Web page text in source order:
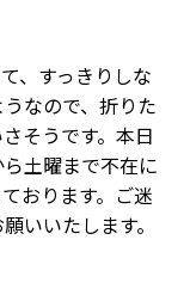
、すっきりしな
なので、折りた
そうです。本日
土曜まで不在に
おります。ご迷
いいたします。